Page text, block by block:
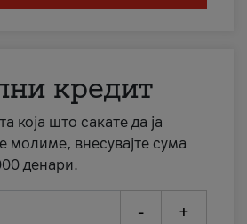
кредит
која што сакате да ја
молиме, внесувајте сума
денари.
- +